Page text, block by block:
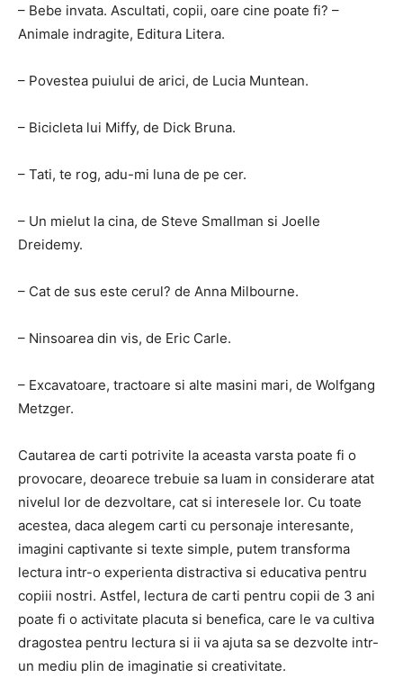
– Bebe invata. Ascultati, copii, oare cine poate fi? –
Animale indragite, Editura Litera.
– Povestea puiului de arici, de Lucia Muntean.
– Bicicleta lui Miffy, de Dick Bruna.
– Tati, te rog, adu-mi luna de pe cer.
– Un mielut la cina, de Steve Smallman si Joelle
Dreidemy.
– Cat de sus este cerul? de Anna Milbourne.
– Ninsoarea din vis, de Eric Carle.
– Excavatoare, tractoare si alte masini mari, de Wolfgang
Metzger.
Cautarea de carti potrivite la aceasta varsta poate fi o
provocare, deoarece trebuie sa luam in considerare atat
nivelul lor de dezvoltare, cat si interesele lor. Cu toate
acestea, daca alegem carti cu personaje interesante,
imagini captivante si texte simple, putem transforma
lectura intr-o experienta distractiva si educativa pentru
copiii nostri. Astfel, lectura de carti pentru copii de 3 ani
poate fi o activitate placuta si benefica, care le va cultiva
dragostea pentru lectura si ii va ajuta sa se dezvolte intr-
un mediu plin de imaginatie si creativitate.